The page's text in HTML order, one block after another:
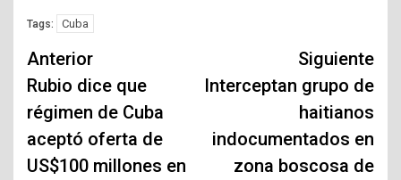
Tags: Cuba
Navegación
de
entradas
Anterior
Rubio dice que
régimen de Cuba
aceptó oferta de
US$100 millones en
Siguiente
Interceptan grupo de
haitianos
indocumentados en
zona boscosa de